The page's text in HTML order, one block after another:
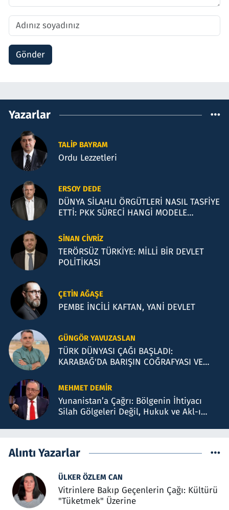
Gönder
Yazarlar
TALIP BAYRAM
Ordu Lezzetleri
ERSOY DEDE
DÜNYA SİLAHLI ÖRGÜTLERİ NASIL TASFİYE
ETTİ: PKK SÜRECİ HANGİ MODELE
SINAN CIVRIZ
TERÖRSÜZ TÜRKİYE: MİLLİ BİR DEVLET
POLİTİKASI
ÇETIN AĞAŞE
PEMBE İNCİLİ KAFTAN, YANİ DEVLET
GÜNGÖR YAVUZASLAN
TÜRK DÜNYASI ÇAĞI BAŞLADI:
KARABAĞ'DA BARIŞIN COĞRAFYASI VE
MEHMET DEMIR
Yunanistan’a Çağrı: Bölgenin İhtiyacı
Silah Gölgeleri Değil, Hukuk ve Akl-ı
Alıntı Yazarlar
ÜLKER ÖZLEM CAN
Vitrinlere Bakıp Geçenlerin Çağı: Kültürü
"Tüketmek" Üzerine